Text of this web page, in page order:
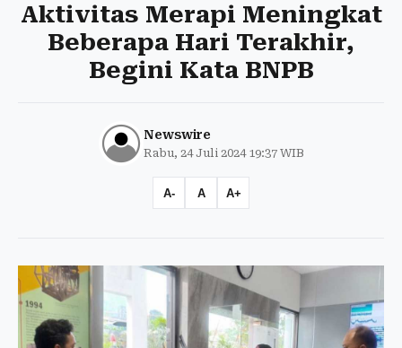
Aktivitas Merapi Meningkat
Beberapa Hari Terakhir,
Begini Kata BNPB
Newswire
Rabu, 24 Juli 2024 19:37 WIB
A- A A+